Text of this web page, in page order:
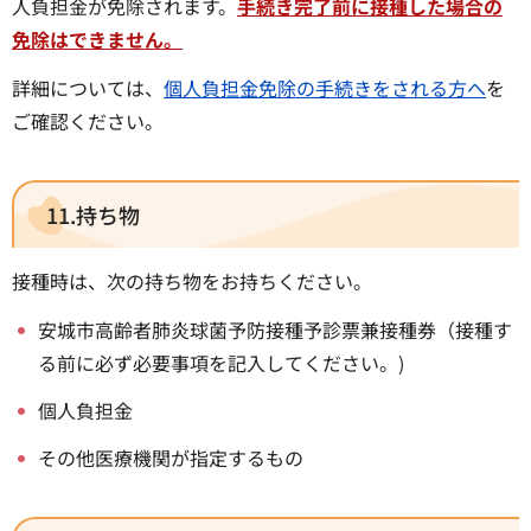
免除はできません。
詳細については、 個人負担金免除の手続きをされる方へを
ご確認ください。
11.持ち物
接種時は、次の持ち物をお持ちください。
安城市高齢者肺炎球菌予防接種予診票兼接種券（接種す
る前に必ず必要事項を記入してください。)
個人負担金
その他医療機関が指定するもの